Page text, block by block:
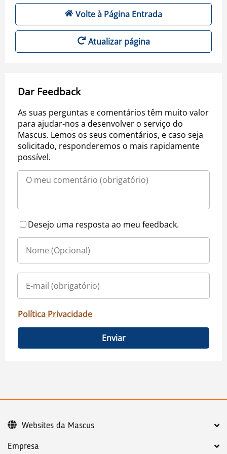
Volte à Página Entrada
Atualizar página
Dar Feedback
As suas perguntas e comentários têm muito valor
para ajudar-nos a desenvolver o serviço do
Mascus. Lemos os seus comentários, e caso seja
solicitado, responderemos o mais rapidamente
possível.
Desejo uma resposta ao meu feedback.
Política Privacidade
Enviar
Empresa
Websites da Mascus